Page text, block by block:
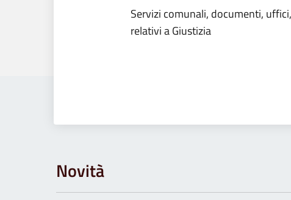
Dettagli
Servizi comunali, documenti,
relativi a Giustizia
Novità